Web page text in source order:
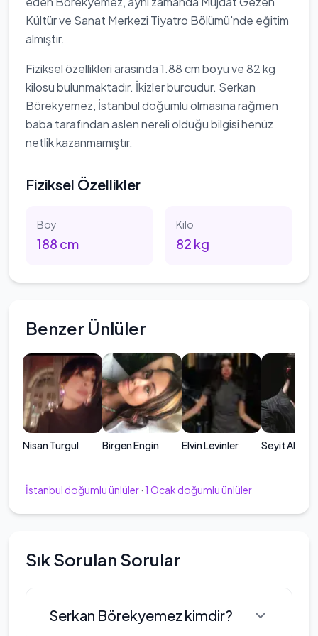
Kültür ve Sanat Merkezi Tiyatro Bölümü'nde eğitim
almıştır.
Fiziksel özellikleri arasında 1.88 cm boyu ve 82 kg
kilosu bulunmaktadır. İkizler burcudur. Serkan
Börekyemez, İstanbul doğumlu olmasına rağmen
baba tarafından aslen nereli olduğu bilgisi henüz
netlik kazanmamıştır.
Fiziksel Özellikler
Boy
188 cm
Kilo
82 kg
Benzer Ünlüler
Nisan Turgul Birgen Engin Elvin Levinler Seyit Alp
İstanbul doğumlu ünlüler· 1 Ocak doğumlu ünlüler
Sık Sorulan Sorular
Serkan Börekyemez kimdir?